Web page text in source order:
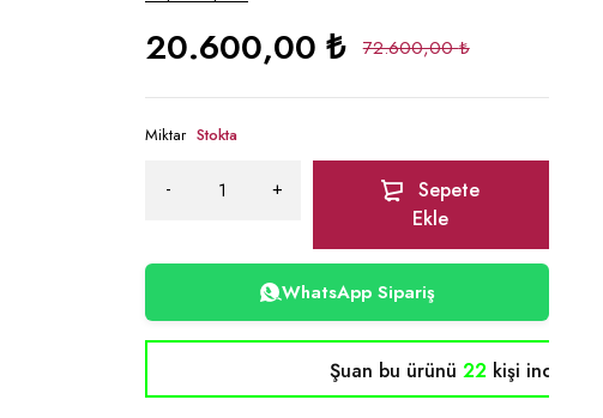
72.600,00₺
20.600,00 ₺
Miktar Stokta
Sepete
Ekle
WhatsApp Sipariş
Şuan bu ürünü22 kişi inceliyor